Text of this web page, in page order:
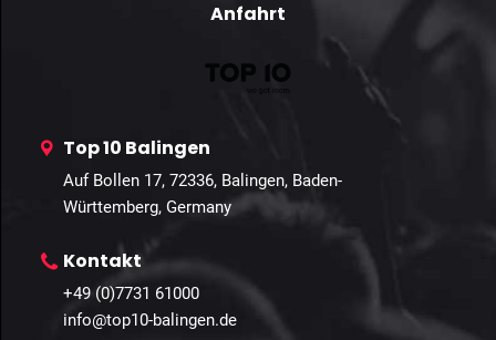
Anfahrt
Top 10 Balingen
Auf Bollen 17, 72336, Balingen, Baden-
Württemberg, Germany
Kontakt
+49 (0)7731 61000
info@top10-balingen.de